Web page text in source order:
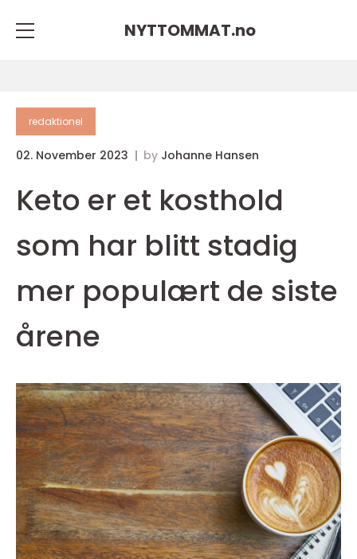
NYTTOMMAT.no
redaktionel
02. November 2023 by Johanne Hansen
Keto er et kosthold
som har blitt stadig
mer populært de siste
årene